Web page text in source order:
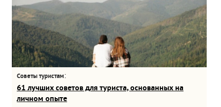
Советы туристам:
61 лучших советов для туриста, основанных на
личном опыте